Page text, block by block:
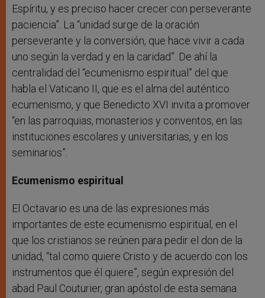
Espíritu, y es preciso hacer crecer con perseverante
paciencia”. La “unidad surge de la oración
perseverante y la conversión, que hace vivir a cada
uno según la verdad y en la caridad”. De ahí la
centralidad del “ecumenismo espiritual” del que
habla el Vaticano II, que es el alma del auténtico
ecumenismo, y que Benedicto XVI invita a promover
“en las parroquias, monasterios y conventos, en las
instituciones escolares y universitarias, y en los
seminarios”.
Ecumenismo espiritual
El Octavario es una de las expresiones más
importantes de este ecumenismo espiritual, en el
que los cristianos se reúnen para pedir el don de la
unidad, “tal como quiere Cristo y de acuerdo con los
instrumentos que él quiere”, según expresión del
abad Paul Couturier, gran apóstol de esta semana.